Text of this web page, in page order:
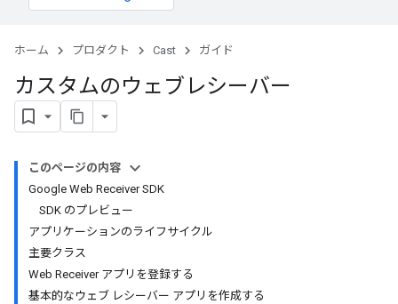
ホーム プロダクト Cast ガイド
カスタムのウェブレシーバー
このページの内容
Google Web Receiver SDK
SDK のプレビュー
アプリケーションのライフサイクル
主要クラス
Web Receiver アプリを登録する
基本的なウェブ レシーバー アプリを作成する